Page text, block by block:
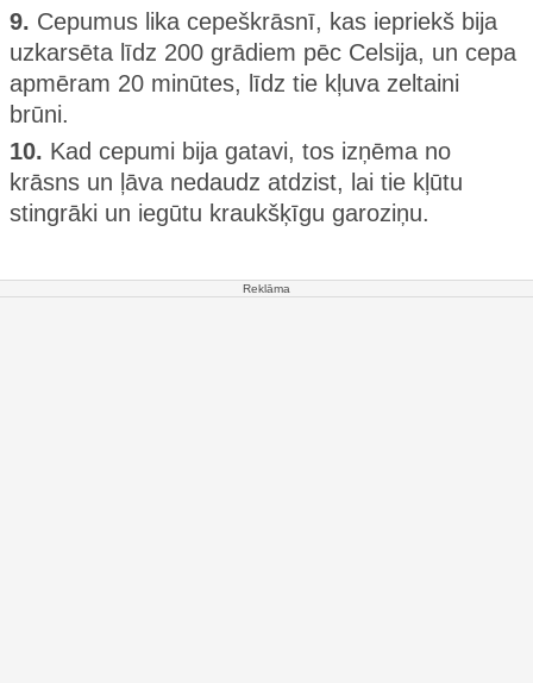
9. Cepumus lika cepeškrāsnī, kas iepriekš bija
uzkarsēta līdz 200 grādiem pēc Celsija, un cepa
apmēram 20 minūtes, līdz tie kļuva zeltaini
brūni.
10. Kad cepumi bija gatavi, tos izņēma no
krāsns un ļāva nedaudz atdzist, lai tie kļūtu
stingrāki un iegūtu kraukšķīgu garoziņu.
Reklāma